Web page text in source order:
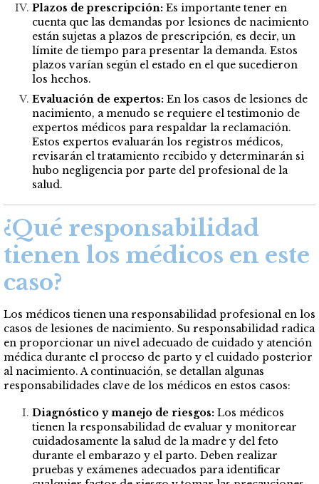
Plazos de prescripción: Es importante tener en
cuenta que las demandas por lesiones de nacimiento
están sujetas a plazos de prescripción, es decir, un
límite de tiempo para presentar la demanda. Estos
plazos varían según el estado en el que sucedieron
los hechos.
Evaluación de expertos: En los casos de lesiones de
nacimiento, a menudo se requiere el testimonio de
expertos médicos para respaldar la reclamación.
Estos expertos evaluarán los registros médicos,
revisarán el tratamiento recibido y determinarán si
hubo negligencia por parte del profesional de la
salud.
¿Qué responsabilidad
tienen los médicos en este
caso?
Los médicos tienen una responsabilidad profesional en los
casos de lesiones de nacimiento. Su responsabilidad radica
en proporcionar un nivel adecuado de cuidado y atención
médica durante el proceso de parto y el cuidado posterior
al nacimiento. A continuación, se detallan algunas
responsabilidades clave de los médicos en estos casos:
Diagnóstico y manejo de riesgos: Los médicos
tienen la responsabilidad de evaluar y monitorear
cuidadosamente la salud de la madre y del feto
durante el embarazo y el parto. Deben realizar
pruebas y exámenes adecuados para identificar